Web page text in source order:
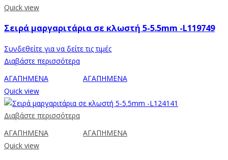
Quick view
Σειρά μαργαριτάρια σε κλωστή 5-5.5mm -L119749
Συνδεθείτε για να δείτε τις τιμές
Διαβάστε περισσότερα
ΑΓΑΠΗΜΕΝΑ
ΑΓΑΠΗΜΕΝΑ
Quick view
Διαβάστε περισσότερα
ΑΓΑΠΗΜΕΝΑ
ΑΓΑΠΗΜΕΝΑ
Quick view